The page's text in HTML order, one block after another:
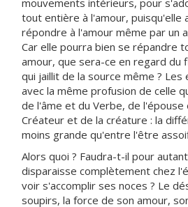
mouvements intérieurs, pour
tout entière à l'amour, puisqu'elle
répondre à l'amour même par un
Car elle pourra bien se répandre
amour, que sera-ce en regard du
qui jaillit de la source même ? Les
avec la même profusion de celle
de l'âme et du Verbe, de l'épouse
Créateur et de la créature : la
moins grande qu'entre l'être
Alors quoi ? Faudra-t-il pour
disparaisse complètement chez
voir s'accomplir ses noces ? Le
soupirs, la force de son amour,